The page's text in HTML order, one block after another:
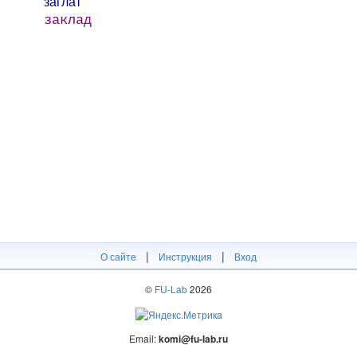
заклад
О сайте | Инструкция | Вход
© FU-Lab2026
Email:komi@fu-lab.ru